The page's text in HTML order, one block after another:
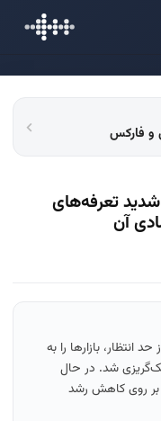
و فارکس
شدید تعرفه‌های
آن
انتظار، بازارها را به
شد. در حال
بر روی کاهش رشد